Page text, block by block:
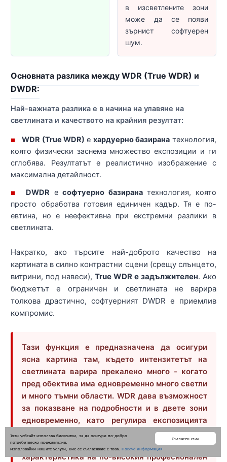
Съгласен съм
Този уебсайт използва бисквитки, за да осигури по-добро
потребителско преживяване.
Използвайки нашите услуги, Вие се съгласявате с това. Повече информация
в изсветлените зони
може да се появи
зърнист софтуерен
шум.
Основната разлика между WDR (True WDR) и
DWDR:
Най-важната разлика е в начина на улавяне на
светлината и качеството на крайния резултат:
■ WDR (True WDR) е хардуерно базирана технология,
която физически заснема множество експозиции и ги
сглобява. Резултатът е реалистично изображение с
максимална детайлност.
■ DWDR есофтуерно базиранатехнология, която
просто обработва готовия единичен кадър. Тя е по-
евтина, но е неефективна при екстремни разлики в
светлината.
Накратко, ако търсите най-доброто качество на
картината в силно контрастни сцени (срещу слънцето,
витрини, под навеси),True WDR е задължителен. Ако
бюджетът е ограничен и светлината не варира
толкова драстично, софтуерният DWDR е приемлив
компромис.
Тази функция е предназначена да осигури
ясна картина там, където интензитетът на
светлината варира прекалено много - когато
пред обектива има едновременно много светли
и много тъмни области. WDR дава възможност
за показване на подробности и в двете зони
едновременно, като регулира експозицията
така, че светлите части да не прегарят, а
тъмните да не остават черни петна. Това е
характеристика на по-високия професионален